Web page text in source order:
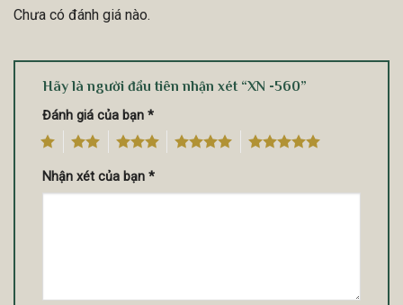
Chưa có đánh giá nào.
Hãy là người đầu tiên nhận xét “XN -560”
Đánh giá của bạn *
4 5
Nhận xét của bạn *